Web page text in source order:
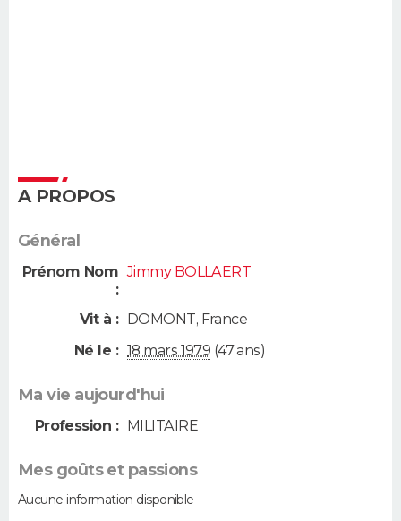
A PROPOS
Général
Prénom Nom
:
Jimmy BOLLAERT
Vit à : DOMONT, France
Né le : 18 mars 1979 (47 ans)
Ma vie aujourd'hui
Profession : MILITAIRE
Mes goûts et passions
Aucune information disponible